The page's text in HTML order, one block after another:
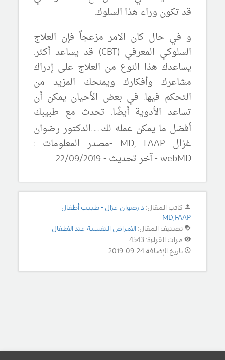
قد تكون وراء هذا السلوك.
و في حال كان الامر مزعجاً فإن العلاج
السلوكي المعرفي (CBT) قد يساعد أكثر.
يساعدك هذا النوع من العلاج على إدراك
مشاعرك وأفكارك ويمنحك المزيد من
التحكم فيها. في بعض الأحيان يمكن أن
تساعد الأدوية أيضًا. تحدث مع طبيبك
أفضل ما يمكن عمله لك...
.
..الدكتور رضوان
غزال MD, FAAP -مصدر المعلومات :
webMD
-آخر تحديث -
كاتب المقال: د.رضوان غزال - طبيب أطفال
MD,FAAP
تصنيف المقال: الامراض النفسية عند الاطفال
مرات القراءة: 4543
تاريخ الإضافة 24-09-2019